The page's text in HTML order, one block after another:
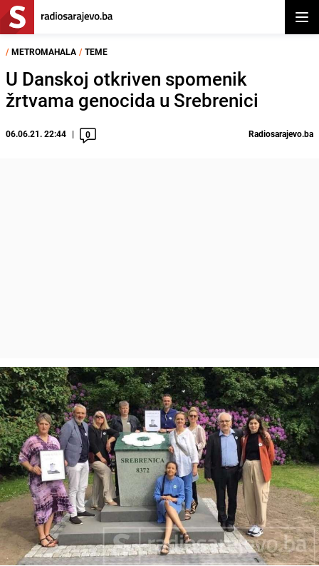
/ METROMAHALA / TEME
U Danskoj otkriven spomenik
žrtvama genocida u Srebrenici
06.06.21. 22:44 0 Radiosarajevo.ba